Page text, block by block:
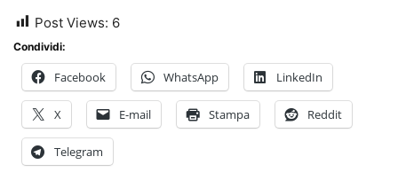
Post Views: 6
Condividi:
Facebook WhatsApp LinkedIn
X E-mail Stampa Reddit
Telegram